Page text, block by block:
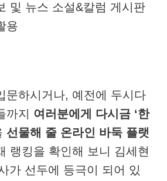
및 뉴스 소설&칼럼 게시판
용
문하시거나, 예전에 두시다
까지
여러분에게 다시금 ‘한
선물해 줄 온라인 바둑 플랫
랭킹을 확인해 보니 김세현
가 선두에 등극이 되어 있